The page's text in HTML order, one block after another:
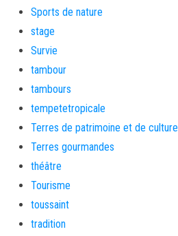
Sports de nature
stage
Survie
tambour
tambours
tempetetropicale
Terres de patrimoine et de culture
Terres gourmandes
théâtre
Tourisme
toussaint
tradition